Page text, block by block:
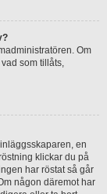
Om
som tillåts,
en
klickar du på
har röstat så går
någon däremot har